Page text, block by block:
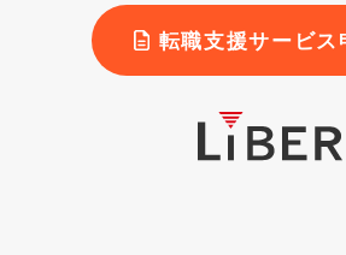
転職支援サービス